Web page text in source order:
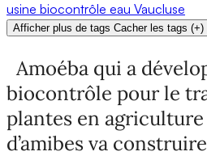
usine biocontrôle eau Vaucluse
Afficher plus de tags Cacher les tags (+)
Amoéba qui a
biocontrôle pour le
plantes en agriculture
d’amibes va